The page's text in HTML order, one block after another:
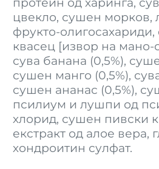
цвекло, сушен морков,
фрукто-олигосахариди,
квасец [извор на мано-
сува банана (0,5%),
сушен манго (0,5%),
сушен ананас (0,5%),
псилиум и лушпи од
хлорид, сушен пивски
екстракт од алое вера,
хондроитин сулфат.